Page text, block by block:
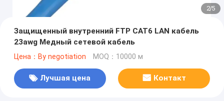
2/5
Защищенный внутренний FTP CAT6 LAN кабель
23awg Медный сетевой кабель
Цена：By negotiation MOQ：10000 м
Лучшая цена Контакт